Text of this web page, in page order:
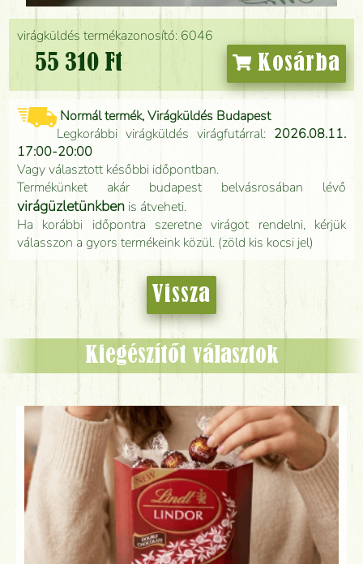
virágküldés termékazonosító: 6046
55 310 Ft Kosárba
Normál termék, Virágküldés Budapest
Legkorábbi virágküldés virágfutárral: 2026.08.11.
17:00-20:00
Vagy választott későbbi időpontban.
Termékünket akár budapest belvásrosában lévő
virágüzletünkben is átveheti.
Ha korábbi időpontra szeretne virágot rendelni, kérjük
válasszon a gyors termékeink közül. (zöld kis kocsi jel)
Vissza
Kiegészítőt választok